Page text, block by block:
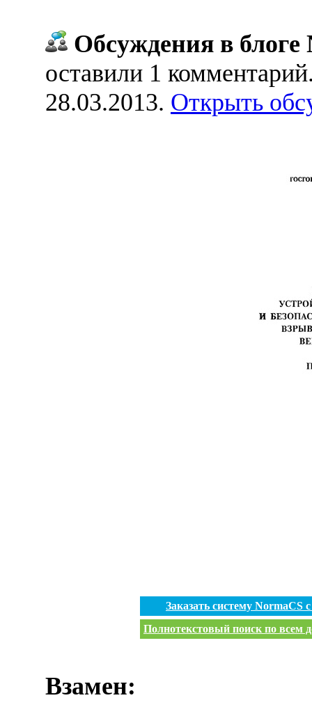
Обсуждения в
оставили 1
28.03.2013. Открыть
Заказать систему
Полнотекстовый поиск по всем
Взамен: